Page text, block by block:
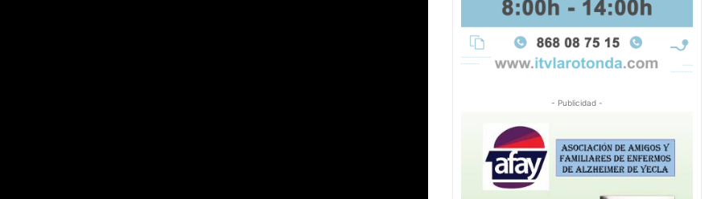
- Publicidad -